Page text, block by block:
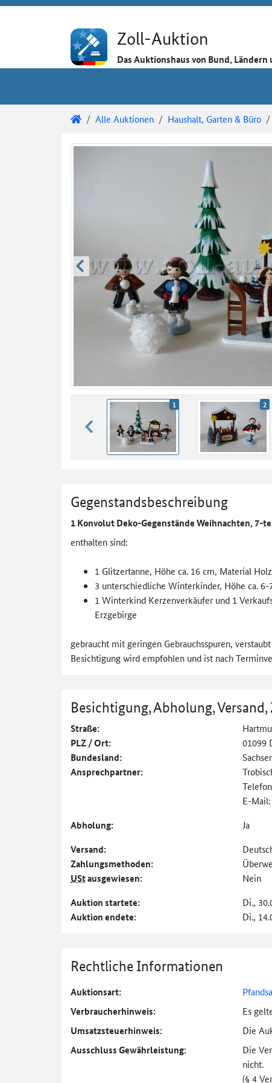
Zoll-Auktion
Das Auktionshaus von Bund, Ländern
Zoll-Auktion
Alle Auktionen Haushalt, Garten & Büro
Auktionsdetails
Auktionsüberblick
zurück blättern
zurück blättern
1 2
Gegenstandsbeschreibung
1 Konvolut Deko-Gegenstände Weihnachten, 7-
enthalten sind:
1 Glitzertanne, Höhe ca. 16 cm, Material
3 unterschiedliche Winterkinder, Höhe ca.
1 Winterkind Kerzenverkäufer und 1
Erzgebirge
gebraucht mit geringen Gebrauchsspuren, verstaubt
Besichtigung wird empfohlen und ist nach
Besichtigung, Abholung,
Straße:
PLZ / Ort: 01099
Bundesland:
Ansprechpartner:
E-Mail:
Abholung: Ja
Versand:
Zahlungs­methoden:
UStausgewiesen: Nein
Auktion startete: Di.,
Auktion endete: Di.,
Rechtliche Informationen
Auktionsart:
Verbraucher­hinweis: Es
Umsatzsteuer­hinweis: Die
Ausschluss Gewährleistung: Die
nicht.
(§ 4